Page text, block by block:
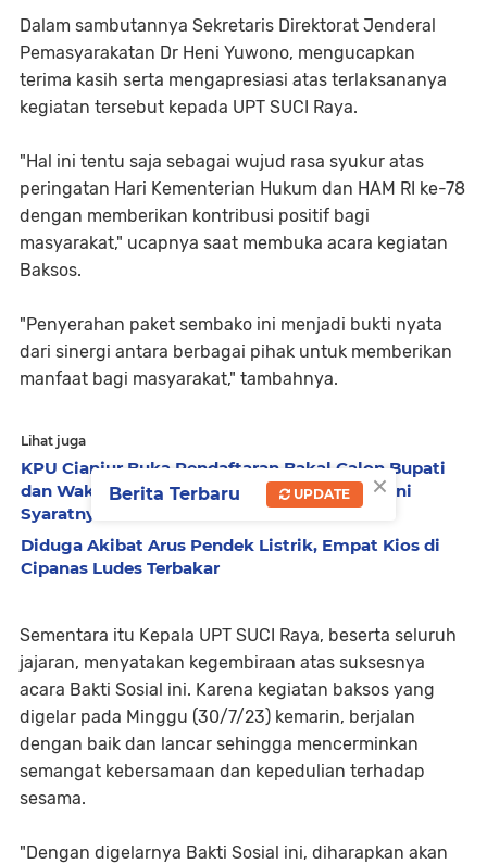
Dalam sambutannya Sekretaris Direktorat Jenderal
Pemasyarakatan Dr Heni Yuwono, mengucapkan
terima kasih serta mengapresiasi atas terlaksananya
kegiatan tersebut kepada UPT SUCI Raya.
"Hal ini tentu saja sebagai wujud rasa syukur atas
peringatan Hari Kementerian Hukum dan HAM RI ke-78
dengan memberikan kontribusi positif bagi
masyarakat," ucapnya saat membuka acara kegiatan
Baksos.
"Penyerahan paket sembako ini menjadi bukti nyata
dari sinergi antara berbagai pihak untuk memberikan
manfaat bagi masyarakat," tambahnya.
Lihat juga
KPU Cianjur Buka Pendaftaran Bakal Calon Bupati
dan Wakil Bupati Cianjur Jalur Independen, Ini
Syaratnya
Diduga Akibat Arus Pendek Listrik, Empat Kios di
Cipanas Ludes Terbakar
Sementara itu Kepala UPT SUCI Raya, beserta seluruh
jajaran, menyatakan kegembiraan atas suksesnya
acara Bakti Sosial ini. Karena kegiatan baksos yang
digelar pada Minggu (30/7/23) kemarin, berjalan
dengan baik dan lancar sehingga mencerminkan
semangat kebersamaan dan kepedulian terhadap
sesama.
"Dengan digelarnya Bakti Sosial ini, diharapkan akan
×
Berita Terbaru UPDATE